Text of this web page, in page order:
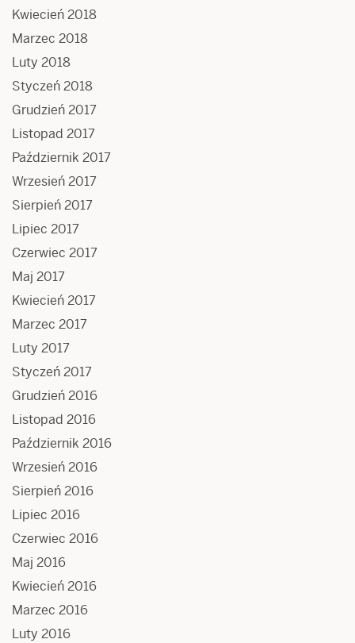
Kwiecień 2018
Marzec 2018
Luty 2018
Styczeń 2018
Grudzień 2017
Listopad 2017
Październik 2017
Wrzesień 2017
Sierpień 2017
Lipiec 2017
Czerwiec 2017
Maj 2017
Kwiecień 2017
Marzec 2017
Luty 2017
Styczeń 2017
Grudzień 2016
Listopad 2016
Październik 2016
Wrzesień 2016
Sierpień 2016
Lipiec 2016
Czerwiec 2016
Maj 2016
Kwiecień 2016
Marzec 2016
Luty 2016